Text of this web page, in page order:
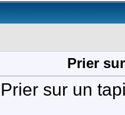
Prier
Prier sur un